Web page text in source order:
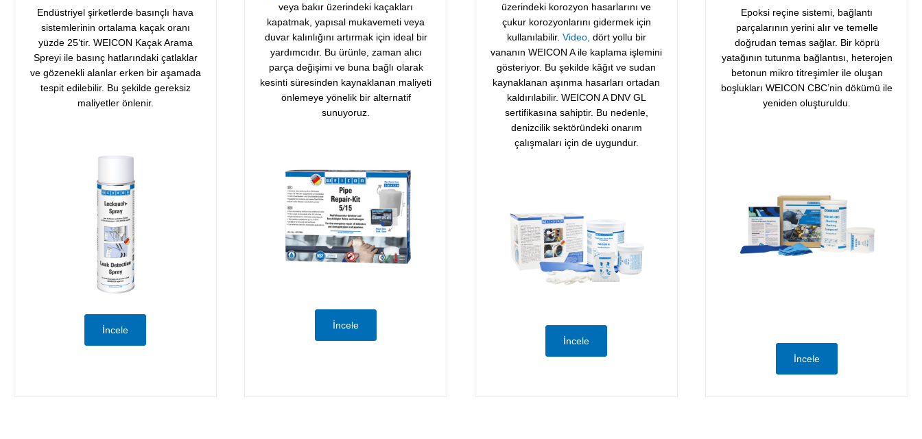
Endüstriyel şirketlerde basınçlı hava
sistemlerinin ortalama kaçak oranı
yüzde 25‘tir. WEICON Kaçak Arama
Spreyi ile basınç hatlarındaki çatlaklar
ve gözenekli alanlar erken bir aşamada
tespit edilebilir. Bu şekilde gereksiz
maliyetler önlenir.
İncele
veya bakır üzerindeki kaçakları
kapatmak, yapısal mukavemeti veya
duvar kalınlığını artırmak için ideal bir
yardımcıdır. Bu ürünle, zaman alıcı
parça değişimi ve buna bağlı olarak
kesinti süresinden kaynaklanan maliyeti
önlemeye yönelik bir alternatif
sunuyoruz.
İncele
üzerindeki korozyon hasarlarını ve
çukur korozyonlarını gidermek için
kullanılabilir. Video, dört yollu bir
vananın WEICON A ile kaplama işlemini
gösteriyor. Bu şekilde kâğıt ve sudan
kaynaklanan aşınma hasarları ortadan
kaldırılabilir. WEICON A DNV GL
sertifikasına sahiptir. Bu nedenle,
denizcilik sektöründeki onarım
çalışmaları için de uygundur.
İncele
Epoksi reçine sistemi, bağlantı
parçalarının yerini alır ve temelle
doğrudan temas sağlar. Bir köprü
yatağının tutunma bağlantısı, heterojen
betonun mikro titreşimler ile oluşan
boşlukları WEICON CBC’nin dökümü ile
yeniden oluşturuldu.
İncele